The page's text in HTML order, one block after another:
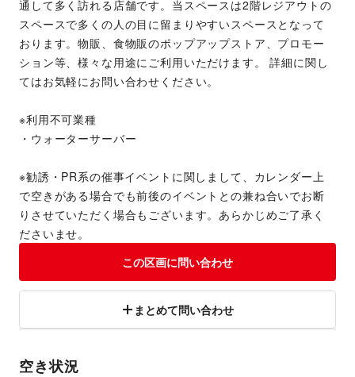
通して多く訪れる店舗です。当スペースは2階レジアウトの
スペースで多くの人の目に留まりやすいスペースとなって
おります。物販、食物販のポップアップストア、プロモー
ション等、様々な用途にご利用いただけます。 詳細に関し
てはお気軽にお問い合わせください。
※利用不可業種
・ウォーターサーバー
※勧誘・PR系の催事イベントに関しまして、カレンダー上
で空きがある場合でも前後のイベントとの兼ね合いでお断
りさせていただく場合もございます。あらかじめご了承く
ださいませ。
この区画に問い合わせ
まとめて問い合わせ
空き状況